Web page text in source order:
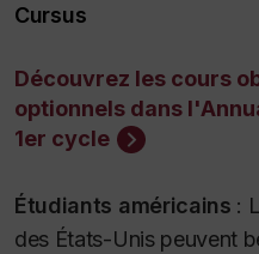
Cursus
Découvrez les cours
optionnels dans
1er cycle
Étudiants américains :
des États-Unis peuvent